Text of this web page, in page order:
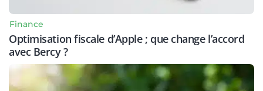
Finance
Optimisation fiscale d’Apple ; que change l’accord
avec Bercy ?